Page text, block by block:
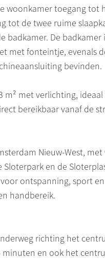
woonkamer toegang tot
tot de twee ruime
badkamer. De badkamer
met fonteintje, evenals
bevinden.
m² met verlichting,
bereikbaar vanaf de
Nieuw-West, met
en de
ontspanning, sport
handbereik.
richting het
minuten en ook het